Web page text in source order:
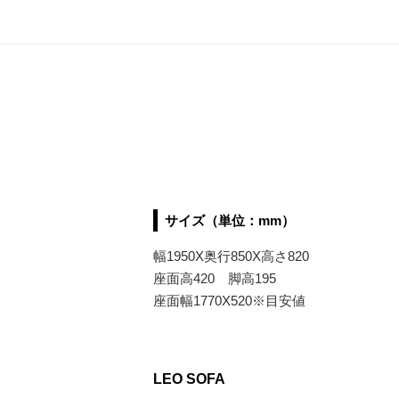
サイズ（単位：mm）
幅1950X奥行850X高さ820
座面高420 脚高195
座面幅1770X520※目安値
LEO SOFA